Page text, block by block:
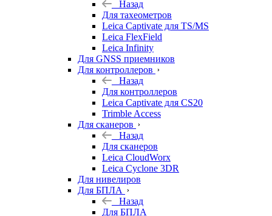
Назад
Для тахеометров
Leica Captivate для TS/MS
Leica FlexField
Leica Infinity
Для GNSS приемников
Для контроллеров
Назад
Для контроллеров
Leica Captivate для CS20
Trimble Access
Для сканеров
Назад
Для сканеров
Leica CloudWorx
Leica Cyclone 3DR
Для нивелиров
Для БПЛА
Назад
Для БПЛА